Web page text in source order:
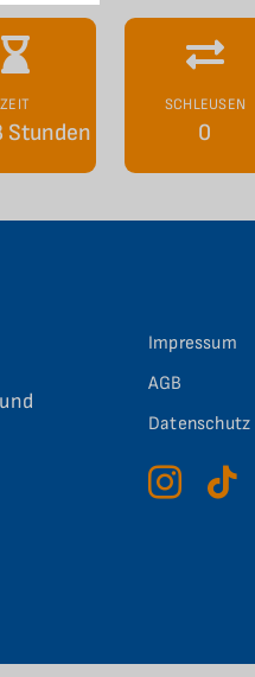
ZEIT
Stunden
SCHLEUSEN
0
Impressum
AGB
Datenschutz